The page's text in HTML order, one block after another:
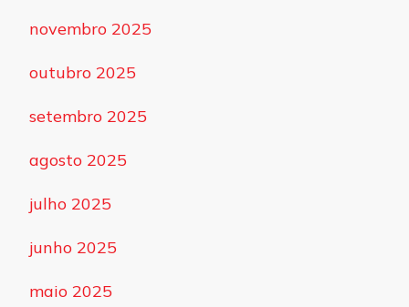
novembro 2025
outubro 2025
setembro 2025
agosto 2025
julho 2025
junho 2025
maio 2025